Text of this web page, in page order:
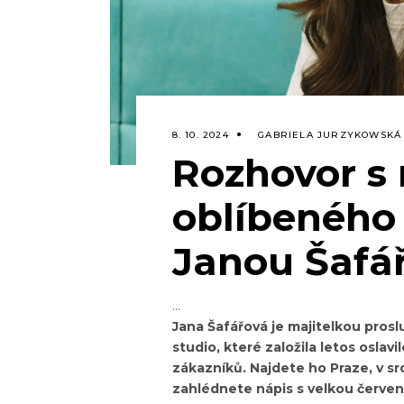
8. 10. 2024 GABRIELA JURZYKOWSKÁ
Rozhovor
oblíbeného
Janou
Jana Šafářová je majitelkou
studio, které založila letos
zákazníků. Najdete ho Praze, v
zahlédnete nápis s velkou